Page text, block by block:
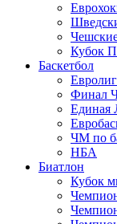
Кубок
Баскетбол
Финал
Единая
ЧМ по
НБА
Биатлон
Кубок